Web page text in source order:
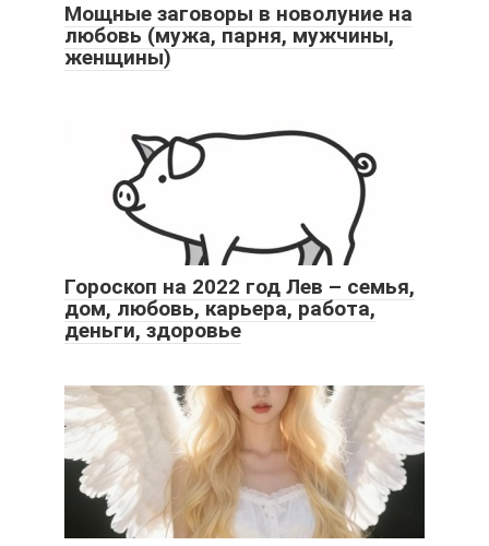
Мощные заговоры в новолуние на
любовь (мужа, парня, мужчины,
женщины)
Гороскоп на 2022 год Лев – семья,
дом, любовь, карьера, работа,
деньги, здоровье